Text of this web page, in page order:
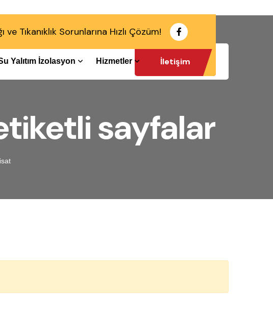
Tıkanıklık Sorunlarına Hızlı Çözüm!
Yalıtım İzolasyon Hizmetler İletişim
sayfalar